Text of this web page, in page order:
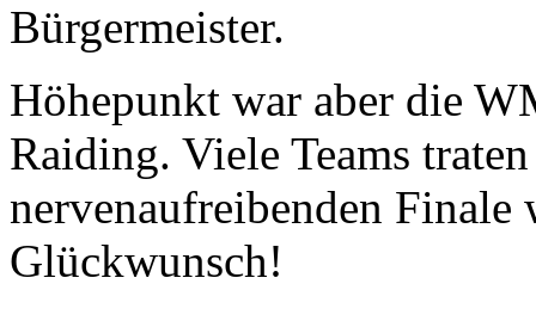
Bürgermeister.
Höhepunkt war aber die
Raiding. Viele Teams
nervenaufreibenden
Glückwunsch!